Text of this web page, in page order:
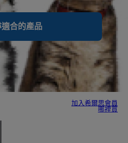
合的產品
加入希爾思會員
哪裡買